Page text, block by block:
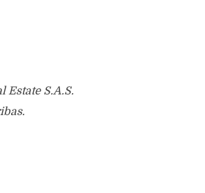
S.A.S.